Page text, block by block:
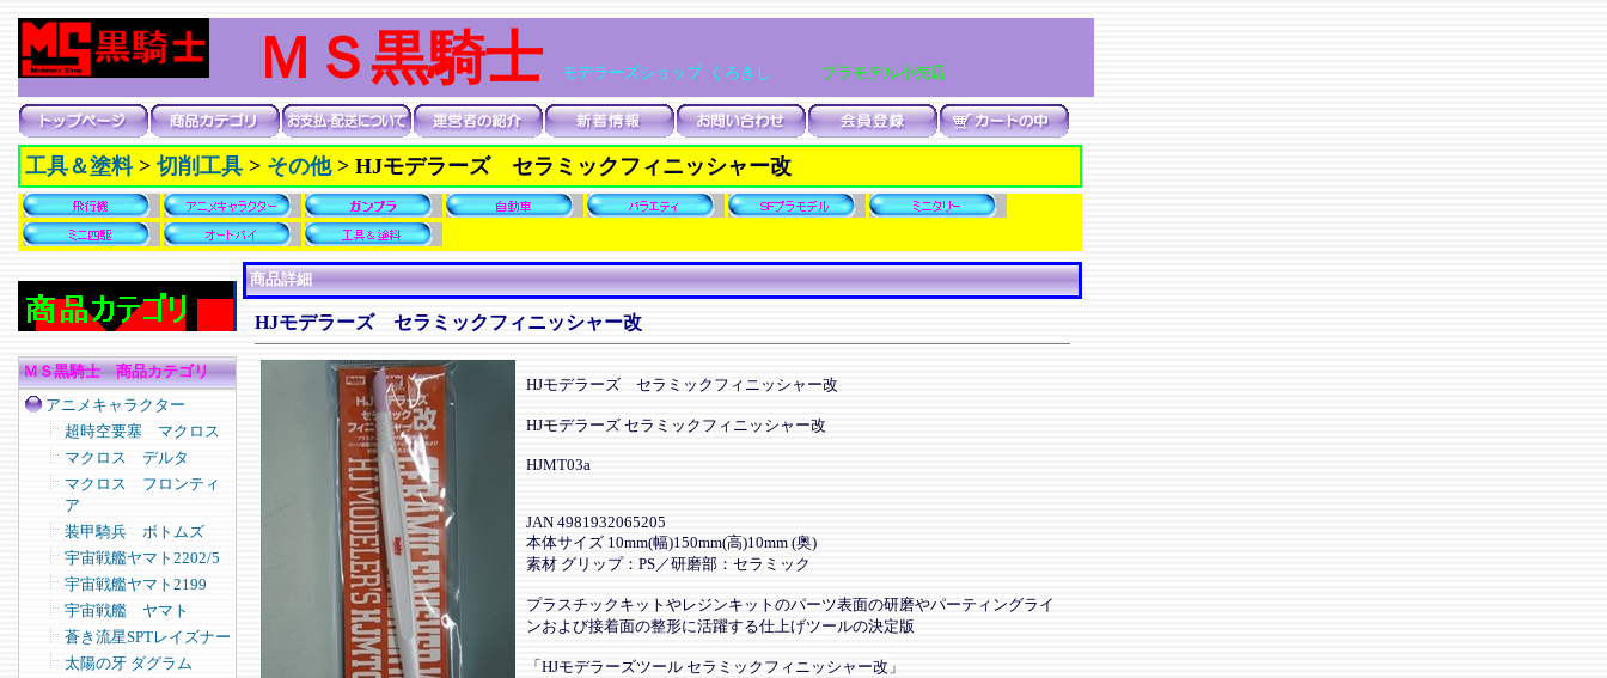
ＭＳ黒騎士 モデラーズショップ くろきし プラモデル小売店
工具＆塗料> 切削工具 > その他> HJモデラーズ セラミックフィニッシャー改
ＭＳ黒騎士 商品カテゴリ
アニメキャラクター
超時空要塞 マクロス
マクロス デルタ
マクロス フロンティ
ア
装甲騎兵 ボトムズ
宇宙戦艦ヤマト2202/5
宇宙戦艦ヤマト2199
宇宙戦艦 ヤマト
蒼き流星SPTレイズナー
太陽の牙 ダグラム
商品詳細
HJモデラーズ セラミックフィニッシャー改
HJモデラーズ セラミックフィニッシャー改
HJモデラーズ セラミックフィニッシャー改
HJMT03a
JAN 4981932065205
本体サイズ 10mm(幅)150mm(高)10mm (奥)
素材 グリップ：PS／研磨部：セラミック
プラスチックキットやレジンキットのパーツ表面の研磨やパーティングライ
ンおよび接着面の整形に活躍する仕上げツールの決定版
「HJモデラーズツール セラミックフィニッシャー改」